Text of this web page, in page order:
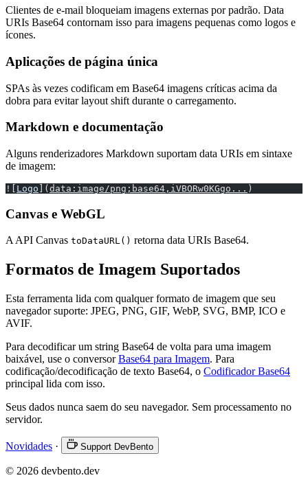
Clientes de e-mail bloqueiam imagens externas por padrão. Data
URIs Base64 contornam isso para imagens pequenas como logos e
ícones.
Aplicações de página única
SPAs às vezes codificam em Base64 imagens críticas acima da
dobra para evitar layout shift durante o carregamento.
Markdown e documentação
Alguns renderizadores Markdown suportam data URIs em sintaxe
de imagem:
![ Logo ]( data:image/png;base64,iVBORw0KGgo... )
Canvas e WebGL
A API Canvas toDataURL() retorna data URIs Base64.
Formatos de Imagem Suportados
Esta ferramenta lida com qualquer formato de imagem que seu
navegador suporte: JPEG, PNG, GIF, WebP, SVG, BMP, ICO e
AVIF.
Para decodificar um string Base64 de volta para uma imagem
baixável, use o conversorBase64 para Imagem. Para
codificação/decodificação de texto Base64, o Codificador Base64
principal lida com isso.
Seus dados nunca saem do seu navegador. Sem processamento no
servidor.
Novidades · Support DevBento
© 2026 devbento.dev